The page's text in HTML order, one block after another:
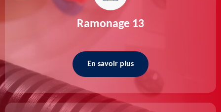
Ramonage 13
En savoir plus